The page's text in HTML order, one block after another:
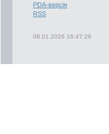
PDA-версія
RSS
08.01.2026 16:47:28